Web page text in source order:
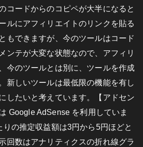
コードからのコピペが大半になると
ルにアフィリエイトのリンクを貼る
もできますが、今のツールはコード
ンテが大変な状態なので、アフィリ
今のツールとは別に、ツールを作成
新しいツールは最低限の機能を有し
したいと考えています。【アドセン
Google AdSense を利用していま
の推定収益額は3円から5円ほどと
回数はアナリティクスの折れ線グラ